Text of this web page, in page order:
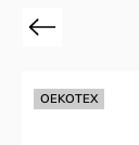
Previous
OEKOTEX